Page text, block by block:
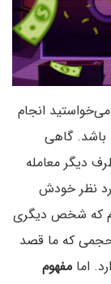
انجام
گاهی
دیگر معامله
نظر خودش
که شخص دیگری
حجمی که ما قصد
اما مفهوم